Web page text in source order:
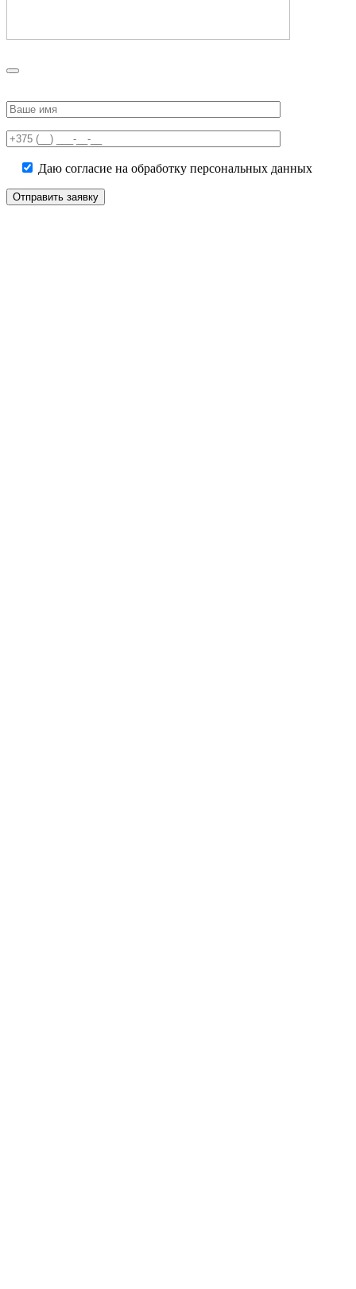
leave
field
empty.
Даю согласие на обработку персональных данных